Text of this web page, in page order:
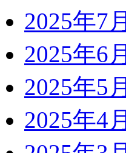
2025年7月
2025年6月
2025年5月
2025年4月